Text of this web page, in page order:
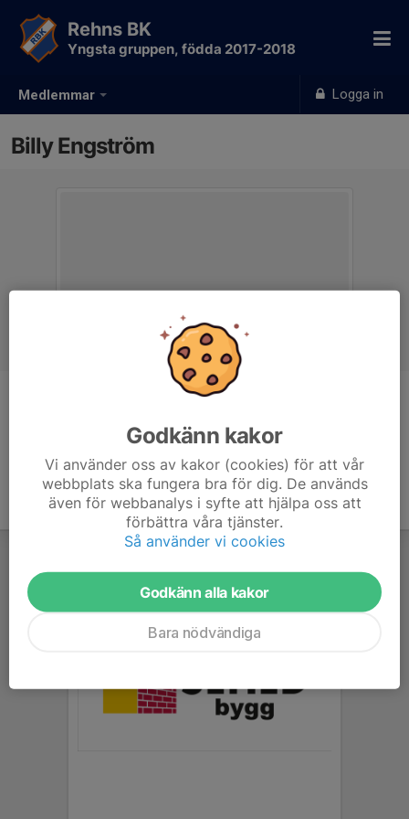
Medlemmar Logga in
Rehns BK
Yngsta gruppen, födda 2017-2018
Billy Engström
Godkänn kakor
Vi använder oss av kakor (cookies) för att vår
webbplats ska fungera bra för dig. De används
även för webbanalys i syfte att hjälpa oss att
förbättra våra tjänster.
Så använder vi cookies
Godkänn alla kakor
Bara nödvändiga